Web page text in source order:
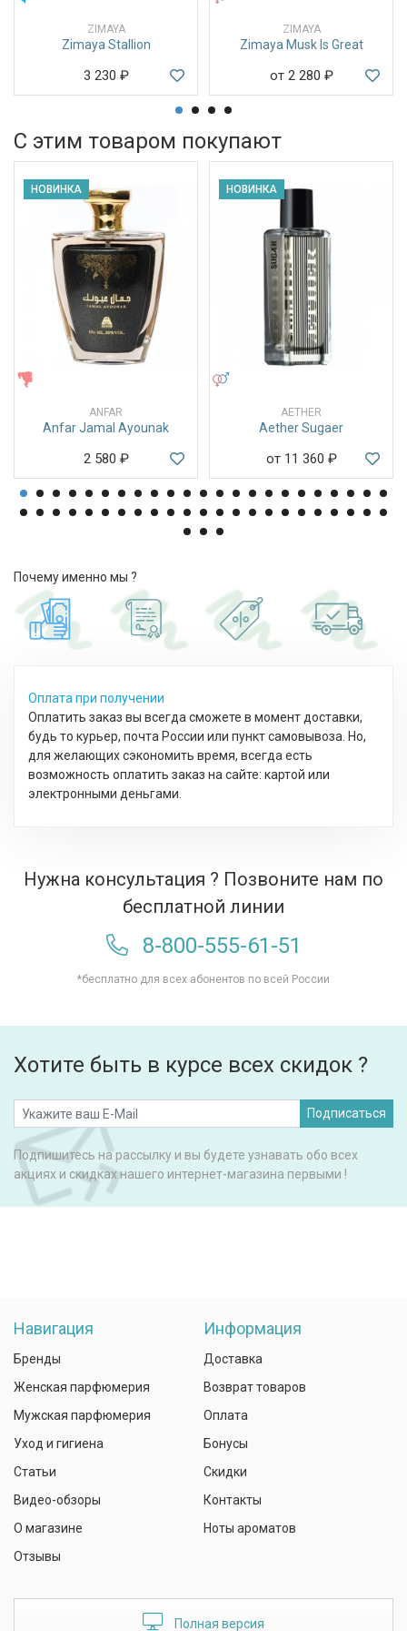
ZIMAYA
Zimaya Stallion
3 230 ₽
ZIMAYA
Zimaya Musk Is Great
от 2 280 ₽
С этим товаром покупают
НОВИНКА
ANFAR
Anfar Jamal Ayounak
2 580 ₽
НОВИНКА
AETHER
Aether Sugaer
от 11 360 ₽
Почему именно мы ?
Оплата при получении
Оплатить заказ вы всегда сможете в момент доставки,
будь то курьер, почта России или пункт самовывоза. Но,
для желающих сэкономить время, всегда есть
возможность оплатить заказ на сайте: картой или
электронными деньгами.
Нужна консультация ? Позвоните нам по
бесплатной линии
8-800-555-61-51
*бесплатно для всех абонентов по всей России
Хотите быть в курсе всех скидок ?
Подписаться
Подпишитесь на рассылку и вы будете узнавать обо всех
акциях и скидках нашего интернет-магазина первыми !
Навигация
Бренды
Женская парфюмерия
Мужская парфюмерия
Уход и гигиена
Статьи
Видео-обзоры
О магазине
Отзывы
Информация
Доставка
Возврат товаров
Оплата
Бонусы
Скидки
Контакты
Ноты ароматов
Полная версия